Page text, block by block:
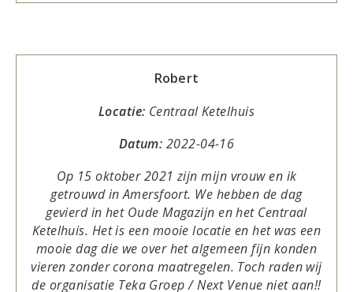
Robert
Locatie: Centraal Ketelhuis
Datum: 2022-04-16
Op 15 oktober 2021 zijn mijn vrouw en ik
getrouwd in Amersfoort. We hebben de dag
gevierd in het Oude Magazijn en het Centraal
Ketelhuis. Het is een mooie locatie en het was een
mooie dag die we over het algemeen fijn konden
vieren zonder corona maatregelen. Toch raden wij
de organisatie Teka Groep / Next Venue niet aan!!